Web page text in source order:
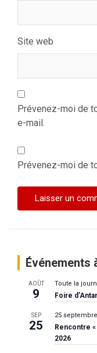
Site web
Prévenez-moi de
e-mail.
Prévenez-moi de
Événements
AOÛT
9
Toute la
Foire
SEP
25
25 septembre
Rencontre
2026